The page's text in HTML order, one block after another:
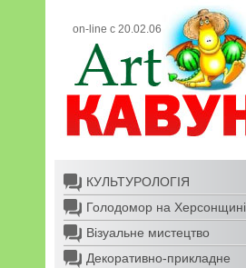
on-line с 20.02.06
КУЛЬТУРОЛОГІЯ
Голодомор на Херсонщині
Візуальне мистецтво
Декоративно-прикладне